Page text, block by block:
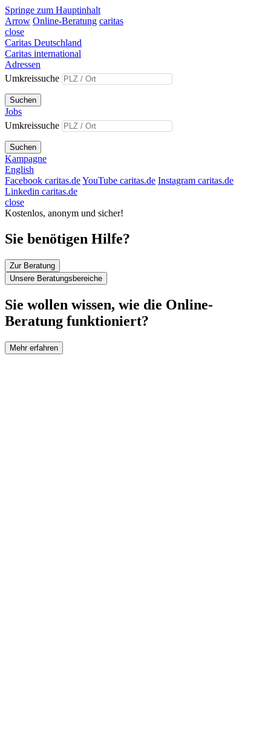
Springe zum Hauptinhalt
Arrow Online-Beratung caritas
close
Caritas Deutschland
Caritas international
Adressen
Umkreissuche
Suchen
Jobs
Umkreissuche
Suchen
Kampagne
English
Facebook caritas.deYouTube caritas.de Instagram caritas.de
Linkedin caritas.de
close
Kostenlos, anonym und sicher!
Sie benötigen Hilfe?
Zur Beratung
Unsere Beratungsbereiche
Sie wollen wissen, wie die Online-
Beratung funktioniert?
Mehr erfahren